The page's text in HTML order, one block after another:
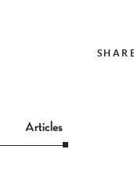
Articles